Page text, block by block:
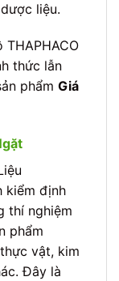
liệu.
thức lẫn
phẩm Giá
kiểm định
thí nghiệm
phẩm
vật, kim
Đây là